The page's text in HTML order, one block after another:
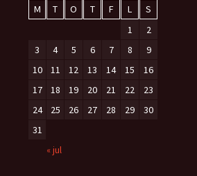
M
T O T F L
S
1
2
3
4 5 6 7 8
9
10
11 12 13 14 15
16
17
18 19 20 21 22
23
24
25 26 27 28 29
30
31
« jul